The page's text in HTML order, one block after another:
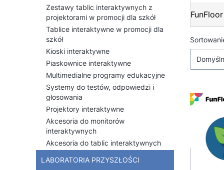
Zestawy tablic interaktywnych z
projektorami w promocji dla szkół
Tablice interaktywne w promocji dla
szkół
Kioski interaktywne
Piaskownice interaktywne
Multimedialne programy edukacyjne
Systemy do testów, odpowiedzi i
głosowania
Projektory interaktywne
Akcesoria do monitorów
interaktywnych
Akcesoria do tablic interaktywnych
LABORATORIA PRZYSZŁOŚCI
FunFloor
Lista